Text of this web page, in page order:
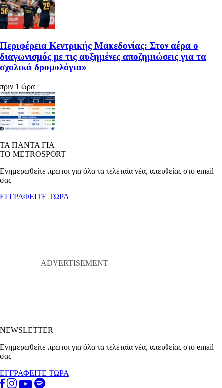
Περιφέρεια Κεντρικής Μακεδονίας: Στον αέρα ο
διαγωνισμός με τις αυξημένες αποζημιώσεις για τα
σχολικά δρομολόγια»
πριν 1 ώρα
ΤΑ ΠΑΝΤΑ ΓΙΑ
ΤΟ METROSPORT
Ενημερωθείτε πρώτοι για όλα τα τελεταία νέα, απευθείας στο email
σας
ΕΓΓΡΑΦΕΙΤΕ ΤΩΡΑ
NEWSLETTER
Ενημερωθείτε πρώτοι για όλα τα τελεταία νέα, απευθείας στο email
σας
ΕΓΓΡΑΦΕΙΤΕ ΤΩΡΑ